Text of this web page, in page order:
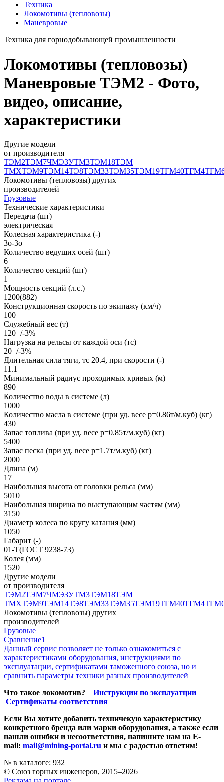
Техника
Локомотивы (тепловозы)
Маневровые
Техника для горнодобывающей промышленности
Локомотивы (тепловозы)
Маневровые ТЭМ2 - Фото,
видео, описание,
характеристики
Другие модели
от производителя
ТЭМ2ТЭМ7ЧМЭЗУТМ3ТЭМ18ТЭМ
ТМХТЭМ9ТЭМ14ТЭ8ТЭМ33ТЭМ35ТЭМ19ТГМ40ТГМ4
Локомотивы (тепловозы) других
производителей
Грузовые
Технические характеристики
Передача (шт)
электрическая
Колесная характеристика (-)
3o-3o
Количество ведущих осей (шт)
6
Количество секций (шт)
1
Мощность секций (л.с.)
1200(882)
Конструкционная скорость по экипажу (км/ч)
100
Служебный вес (т)
120+/-3%
Нагрузка на рельсы от каждой оси (тс)
20+/-3%
Длительная сила тяги, тс 20.4, при скорости (-)
11.1
Минимальный радиус проходимых кривых (м)
890
Количество воды в системе (л)
1000
Количество масла в системе (при уд. весе р=0.86т/м.куб) (кг)
430
Запас топлива (при уд. весе р=0.85т/м.куб) (кг)
5400
Запас песка (при уд. весе р=1.7т/м.куб) (кг)
2000
Длина (м)
17
Наибольшая высота от головки рельса (мм)
5010
Наибольшая ширина по выступающим частям (мм)
3150
Диаметр колеса по кругу катания (мм)
1050
Габарит (-)
01-Т(ГОСТ 9238-73)
Колея (мм)
1520
Другие модели
от производителя
ТЭМ2ТЭМ7ЧМЭЗУТМ3ТЭМ18ТЭМ
ТМХТЭМ9ТЭМ14ТЭ8ТЭМ33ТЭМ35ТЭМ19ТГМ40ТГМ4
Локомотивы (тепловозы) других
производителей
Грузовые
Сравнение1
Данный сервис позволяет не только ознакомиться с
характеристиками оборудования, инструкциями по
эксплуатации, сертификатами таможенного союза, но и
сравнить параметры техники разных производителей
Что такое локомотив? Инструкции по эксплуатции
Сертификаты соответствия
Если Вы хотите добавить техничекую характеристику
конкретного бренда или марки оборудования, а также если
нашли ошибки и несоответствия, напишите нам на E-
mail: mail@mining-portal.ru и мы с радостью ответим!
№ в каталоге: 932
© Союз горных инженеров, 2015–2026